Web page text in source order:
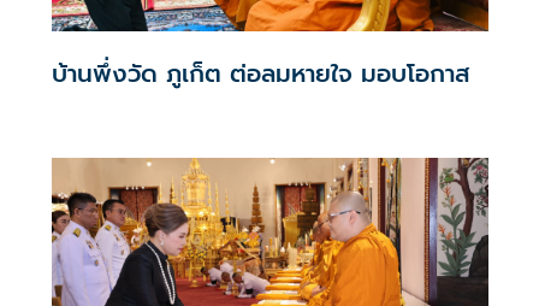
บ้านพึ่งวัด ภูเก็ต ต่อลมหายใจ มอบโอกาส